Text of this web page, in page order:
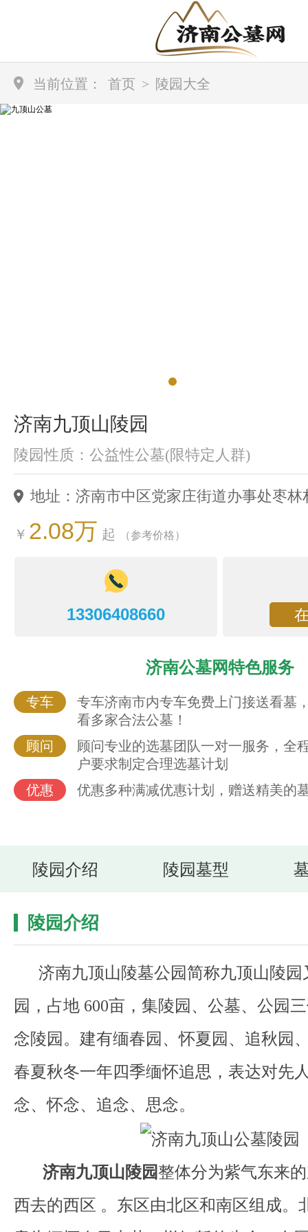
当前位置： 首页 > 陵园大全
济南九顶山陵园
陵园性质：公益性公墓(限特定人群)
地址：济南市中区党家庄街道办事处枣林
￥ 2.08万 起 （参考价格）
13306408660
济南公墓网特色服务
专车
专车济南市内专车免费上门接送看墓
看多家合法公墓！
顾问
顾问专业的选墓团队一对一服务，全
户要求制定合理选墓计划
优惠
优惠多种满减优惠计划，赠送精美的
陵园介绍 陵园墓型
陵园介绍
济南九顶山陵墓公园简称九顶山陵园
园，占地 600亩，集陵园、公墓、公园
念陵园。建有缅春园、怀夏园、追秋园
春夏秋冬一年四季缅怀追思，表达对先
念、怀念、追念、思念。
济南九顶山陵园整体分为紫气东来
西去的西区 。东区由北区和南区组成。